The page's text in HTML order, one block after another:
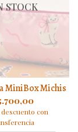
STOCK
MiniBox Michis
descuento con